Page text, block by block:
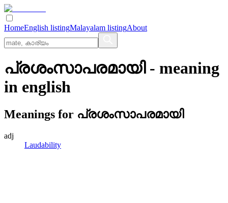
HomeEnglish listingMalayalam listingAbout
പ്രശംസാപരമായി- meaning
in english
Meanings for പ്രശംസാപരമായി
adj
Laudability